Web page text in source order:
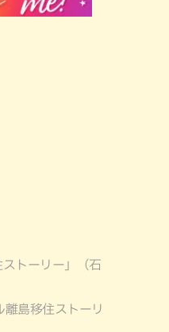
トーリー」（石
島移住ストーリ